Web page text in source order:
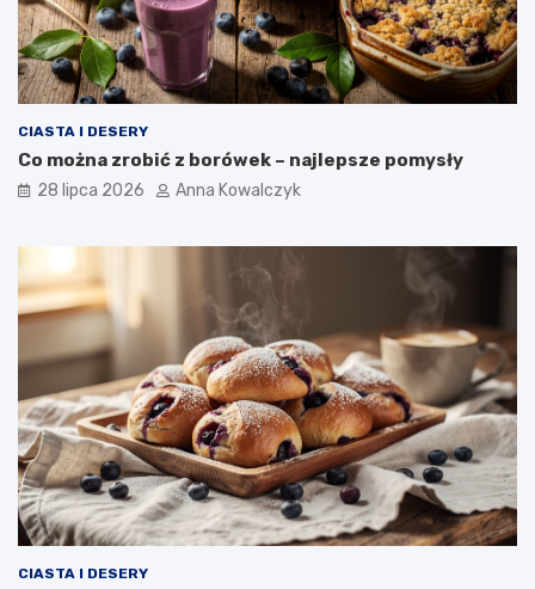
CIASTA I DESERY
Co można zrobić z borówek – najlepsze pomysły
28 lipca 2026 Anna Kowalczyk
CIASTA I DESERY